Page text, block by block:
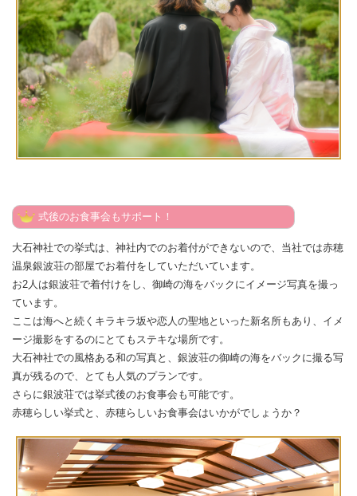
式後のお食事会もサポート！
大石神社での挙式は、神社内でのお着付ができないので、当社では赤穂
温泉銀波荘の部屋でお着付をしていただいています。
お2人は銀波荘で着付けをし、御崎の海をバックにイメージ写真を撮っ
ています。
ここは海へと続くキラキラ坂や恋人の聖地といった新名所もあり、イメ
ージ撮影をするのにとてもステキな場所です。
大石神社での風格ある和の写真と、銀波荘の御崎の海をバックに撮る写
真が残るので、とても人気のプランです。
さらに銀波荘では挙式後のお食事会も可能です。
赤穂らしい挙式と、赤穂らしいお食事会はいかがでしょうか？